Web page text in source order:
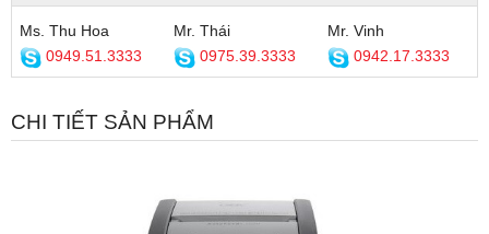
Ms. Thu Hoa
0949.51.3333
Mr. Thái
0975.39.3333
Mr. Vinh
0942.17.3333
CHI TIẾT SẢN PHẨM